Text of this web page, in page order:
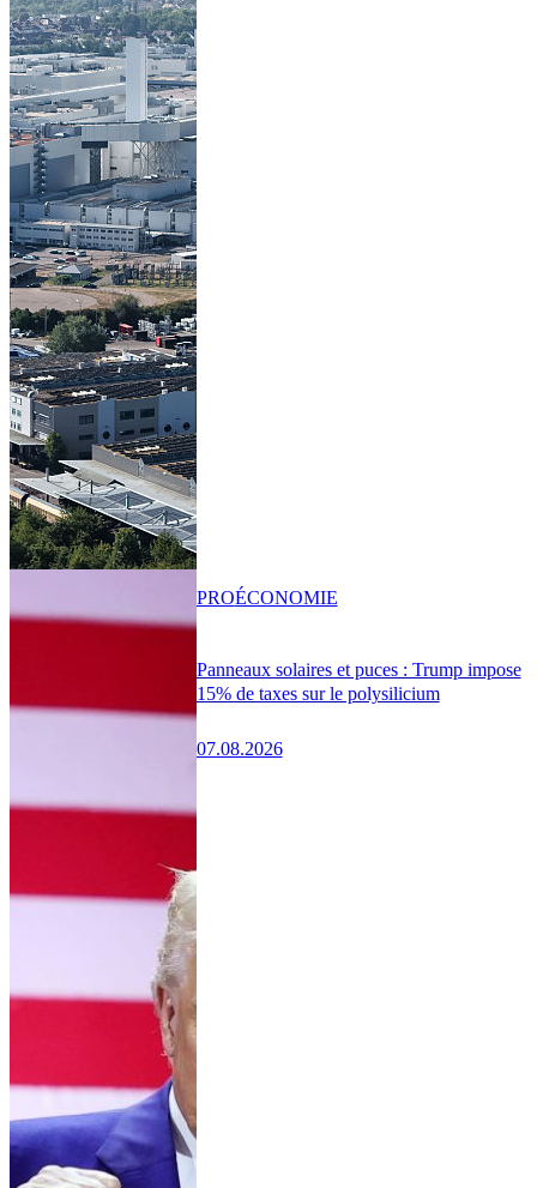
Panneaux solaires et puces : Trump impose
15% de taxes sur le polysilicium
07.08.2026
PROÉCONOMIE